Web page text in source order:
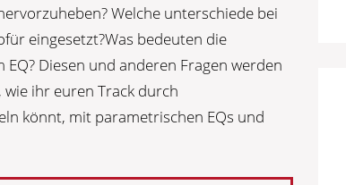
Welche unterschiede bei
eingesetzt?Was bedeuten die
Diesen und anderen Fragen werden
ihr euren Track durch
könnt, mit parametrischen EQs und